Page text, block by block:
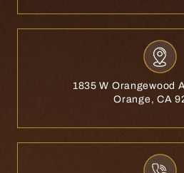
1835 W Orangewood
Orange, CA